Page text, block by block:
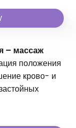
– массаж
положения
крово- и